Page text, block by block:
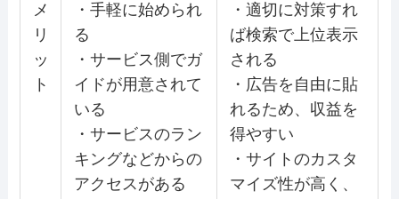
メ
リ
ッ
ト
・手軽に始められ
る
・サービス側でガ
イドが用意されて
いる
・サービスのラン
キングなどからの
アクセスがある
・適切に対策すれ
ば検索で上位表示
される
・広告を自由に貼
れるため、収益を
得やすい
・サイトのカスタ
マイズ性が高く、